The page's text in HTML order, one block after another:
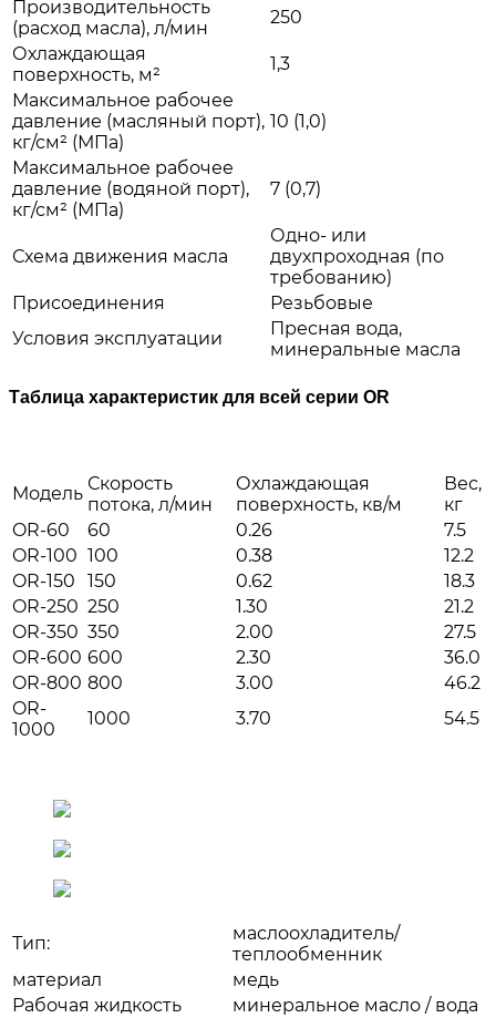
Производительность
(расход масла), л/мин
250
Охлаждающая
поверхность, м²
1,3
Максимальное рабочее
давление (масляный порт),
кг/см² (МПа)
10 (1,0)
Максимальное рабочее
давление (водяной порт),
кг/см² (МПа)
7 (0,7)
Схема движения масла
Одно- или
двухпроходная (по
требованию)
Присоединения
Резьбовые
Условия эксплуатации
Пресная вода,
минеральные масла
Таблица характеристик для всей серии OR
Модель Скорость
потока, л/мин
Охлаждающая
поверхность, кв/м
Вес,
кг
OR-60
60 0.26
7.5
OR-100 100 0.38
12.2
OR-150
150 0.62
18.3
OR-250 250 1.30
21.2
OR-350 350 2.00
27.5
OR-600 600 2.30
36.0
OR-800 800 3.00
46.2
OR-
1000
1000 3.70 54.5
Тип:
маслоохладитель/
теплообменник
материал
медь
Рабочая жидкость
минеральное масло / вода